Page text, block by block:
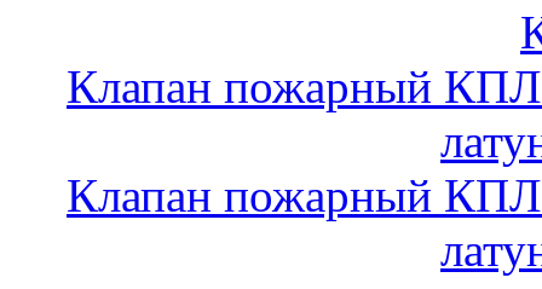
Клапан пожарный
Клапан пожарный